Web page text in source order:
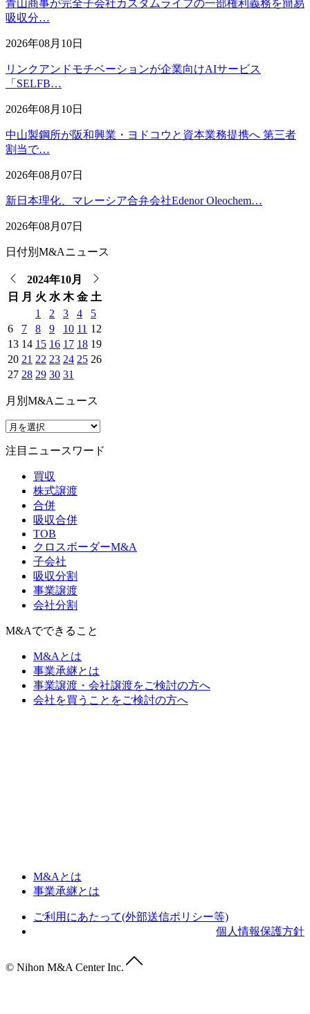
青山商事が完全子会社カスタムライフの一部権利義務を簡易
吸収分…
2026年08月10日
リンクアンドモチベーションが企業向けAIサービス
「SELFB…
2026年08月10日
中山製鋼所が阪和興業・ヨドコウと資本業務提携へ 第三者
割当で…
2026年08月07日
新日本理化、マレーシア合弁会社Edenor Oleochem…
2026年08月07日
日付別M&Aニュース
2024年10月
日
月 火 水 木 金 土
1
2 3 4
5
6
7 8 9 10 11 12
13 14 15 16 17 18 19
20 21 22 23 24 25 26
27 28 29 30 31
月別M&Aニュース
注目ニュースワード
買収
株式譲渡
合併
吸収合併
TOB
クロスボーダーM&A
子会社
吸収分割
事業譲渡
会社分割
M&Aでできること
M&Aとは
事業承継とは
事業譲渡・会社譲渡をご検討の方へ
会社を買うことをご検討の方へ
M&Aとは
事業承継とは
ご利用にあたって(外部送信ポリシー等)
個人情報保護方針
© Nihon M&A Center Inc.